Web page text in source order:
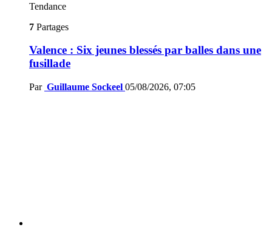
Tendance
7 Partages
Valence : Six jeunes blessés par balles dans une
fusillade
Par Guillaume Sockeel 05/08/2026, 07:05